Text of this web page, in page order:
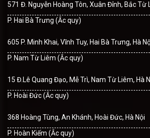
571 Đ. Nguyễn Hoàng Tôn, Xuân Đỉnh, Bắc Từ
P. Hai Bà Trưng (Ắc quy)
605 P. Minh Khai, Vĩnh Tuy, Hai Bà Trưng, Hà
P. Nam Từ Liêm (Ắc quy)
15 Đ.Lê Quang Đạo, Mễ Trì, Nam Từ Liêm, Hà
P. Hoài Đức (Ắc quy)
368 Hoàng Tùng, An Khánh, Hoài Đức, Hà Nội
P. Hoàn Kiếm (Ắc quy)